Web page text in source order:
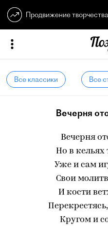
Продвижение творчества
Все классики Все
Вечерня
Вечерня
Но в кельях
Уже и сам
Свои
И кости
Кругом и